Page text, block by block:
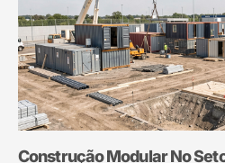
Construção Modular No